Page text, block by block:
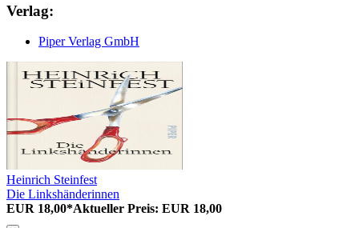
Verlag:
Piper Verlag GmbH
Heinrich Steinfest
Die Linkshänderinnen
EUR 18,00*Aktueller Preis: EUR 18,00